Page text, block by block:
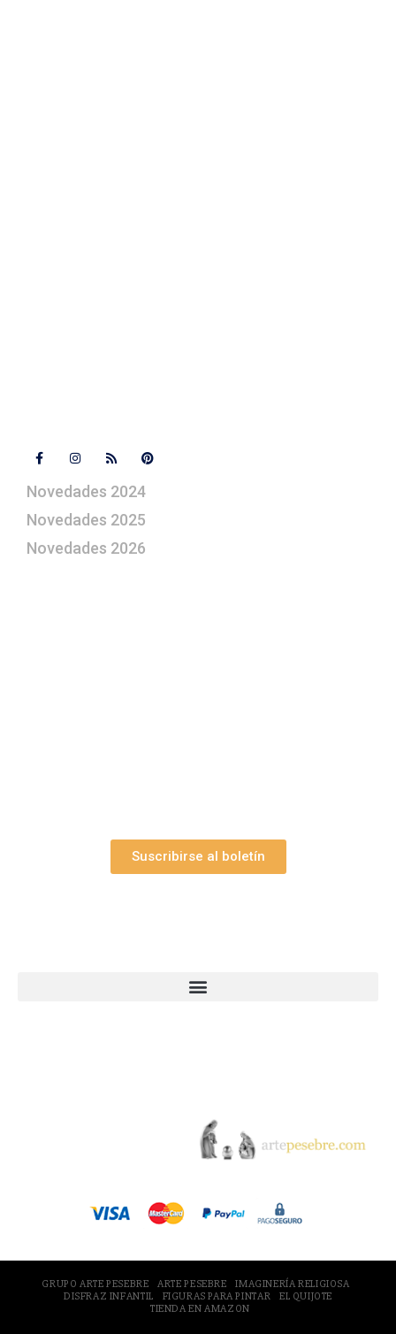
Novedades 2024
Novedades 2025
Novedades 2026
Suscribirse al boletín
GRUPO ARTE PESEBRE ARTE PESEBRE
IMAGINERÍA RELIGIOSA
DISFRAZ INFANTIL
FIGURAS PARA PINTAR
EL QUIJOTE
TIENDA EN AMAZON